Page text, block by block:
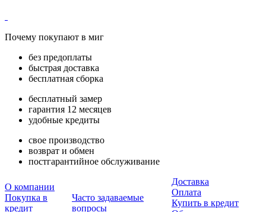
Почему покупают в миг
без предоплаты
быстрая доставка
бесплатная сборка
бесплатный замер
гарантия 12 месяцев
удобные кредиты
свое производство
возврат и обмен
постгарантийное обслуживание
О компании
Покупка в
кредит
Часто задаваемые
вопросы
Доставка
Оплата
Купить в кредит